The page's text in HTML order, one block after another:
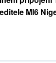
MI6